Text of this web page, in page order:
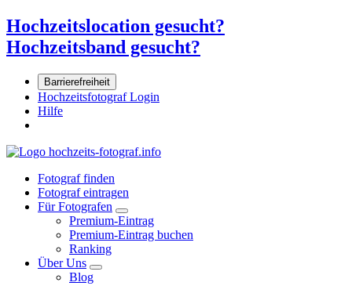
Hochzeitslocation gesucht?
Hochzeitsband gesucht?
Barrierefreiheit
Hochzeitsfotograf Login
Hilfe
Fotograf finden
Fotograf eintragen
Für Fotografen
Premium-Eintrag
Premium-Eintrag buchen
Ranking
Über Uns
Blog